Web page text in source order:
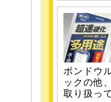
ボンドウ
ックの他
取り扱っ